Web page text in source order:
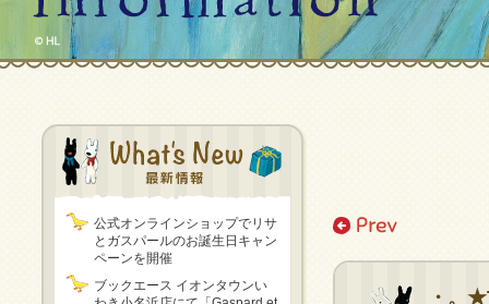
公式オンラインショップでリサ
とガスパールのお誕生日キャン
ペーンを開催
ブックエース イオンタウンい
・。